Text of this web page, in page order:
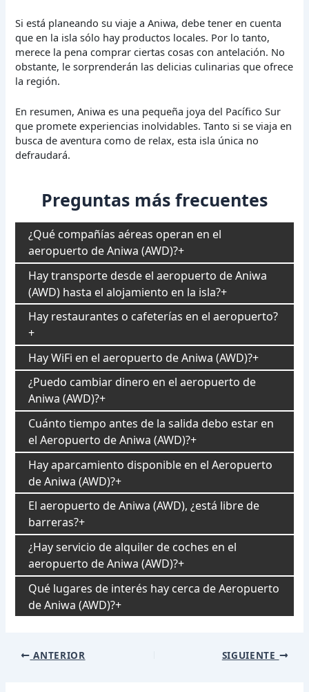
Si está planeando su viaje a Aniwa, debe tener en cuenta
que en la isla sólo hay productos locales. Por lo tanto,
merece la pena comprar ciertas cosas con antelación. No
obstante, le sorprenderán las delicias culinarias que ofrece
la región.
En resumen, Aniwa es una pequeña joya del Pacífico Sur
que promete experiencias inolvidables. Tanto si se viaja en
busca de aventura como de relax, esta isla única no
defraudará.
Preguntas más frecuentes
¿Qué compañías aéreas operan en el
aeropuerto de Aniwa (AWD)?
Hay transporte desde el aeropuerto de Aniwa
(AWD) hasta el alojamiento en la isla?
Hay restaurantes o cafeterías en el aeropuerto?
Hay WiFi en el aeropuerto de Aniwa (AWD)?
¿Puedo cambiar dinero en el aeropuerto de
Aniwa (AWD)?
Cuánto tiempo antes de la salida debo estar en
el Aeropuerto de Aniwa (AWD)?
Hay aparcamiento disponible en el Aeropuerto
de Aniwa (AWD)?
El aeropuerto de Aniwa (AWD), ¿está libre de
barreras?
¿Hay servicio de alquiler de coches en el
aeropuerto de Aniwa (AWD)?
Qué lugares de interés hay cerca de Aeropuerto
de Aniwa (AWD)?
Navegación
ANTERIOR SIGUIENTE